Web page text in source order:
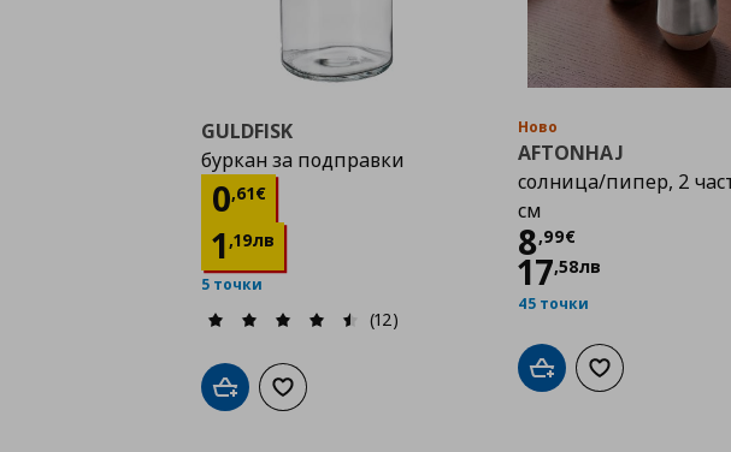
GULDFISK
буркан за подправки
0,61€
Цена
1 ,19лв
5 точки
(12)
Добави в кошницата
Добави към списъка с любими
Ново
AFTONHAJ
солница/пипер, 2
см
8,99€
Цена
17,58лв
45 точки
Добави в кошницата
Добави към